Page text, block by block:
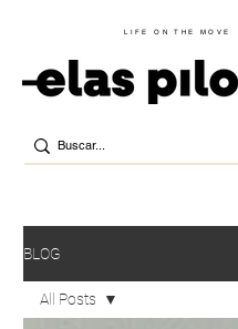
LIFE ON THE MOVE
BLOG
All Posts